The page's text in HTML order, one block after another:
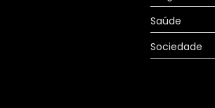
Saúde
Sociedade